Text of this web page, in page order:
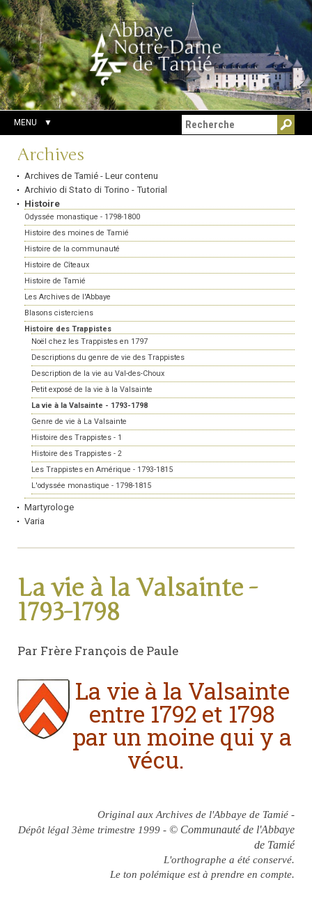
Aller
au
contenu.
|
Aller
à
la
navigation
Outils
personnels
Chercher par
Recherche
avancée…
MENU
Navigation
Archives
Archives de Tamié - Leur contenu
Archivio di Stato di Torino - Tutorial
Histoire
Odyssée monastique - 1798-1800
Histoire des moines de Tamié
Histoire de la communauté
Histoire de Cîteaux
Histoire de Tamié
Les Archives de l'Abbaye
Blasons cisterciens
Histoire des Trappistes
Noël chez les Trappistes en 1797
Descriptions du genre de vie des Trappistes
Description de la vie au Val-des-Choux
Petit exposé de la vie à la Valsainte
La vie à la Valsainte - 1793-1798
Genre de vie à La Valsainte
Histoire des Trappistes - 1
Histoire des Trappistes - 2
Les Trappistes en Amérique - 1793-1815
L'odyssée monastique - 1798-1815
Martyrologe
Varia
La vie à la Valsainte -
1793-1798
Par Frère François de Paule
La vie à la Valsainte
entre 1792 et 1798
par un moine qui y a
vécu.
Original aux Archives de l'Abbaye de Tamié -
Dépôt légal 3ème trimestre 1999 - © Communauté de l'Abbaye
de Tamié
L'orthographe a été conservé.
Le ton polémique est à prendre en compte.